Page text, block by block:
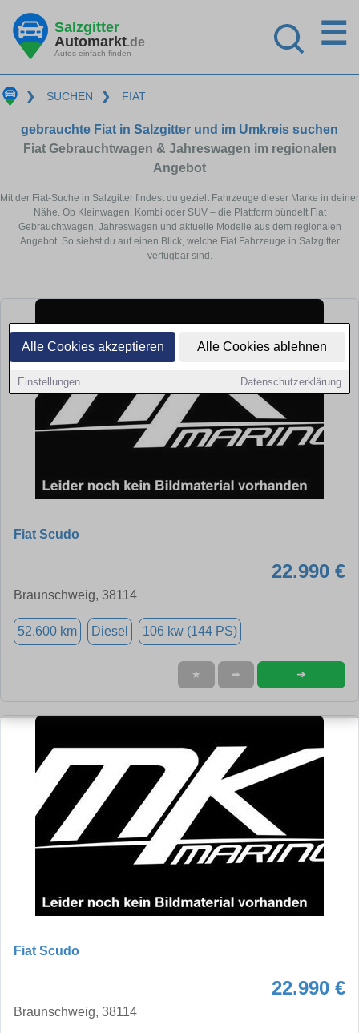
Alle Cookies akzeptieren Alle Cookies ablehnen
Einstellungen Datenschutzerklärung
Salzgitter
Automarkt.de
Autos einfach finden
☰
❯ SUCHEN ❯ FIAT
gebrauchte Fiat in Salzgitter und im Umkreis suchen
Fiat Gebrauchtwagen & Jahreswagen im regionalen
Angebot
Mit der Fiat-Suche in Salzgitter findest du gezielt Fahrzeuge dieser Marke in deiner
Nähe. Ob Kleinwagen, Kombi oder SUV – die Plattform bündelt Fiat
Gebrauchtwagen, Jahreswagen und aktuelle Modelle aus dem regionalen
Angebot. So siehst du auf einen Blick, welche Fiat Fahrzeuge in Salzgitter
verfügbar sind.
Fiat Scudo
22.990 €
Braunschweig, 38114
52.600 km Diesel 106 kw (144 PS)
★ ➦ ➜
Fiat Scudo
22.990 €
Braunschweig, 38114